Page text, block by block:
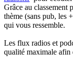
Grâce au
thème (sans pub, les
qui vous ressemble.
Les flux radios et
qualité maximale afin